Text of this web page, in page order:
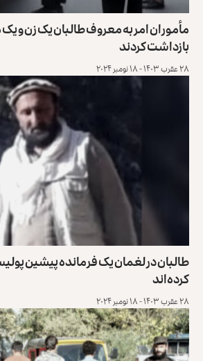
مأموران امر به معروف طالبان یک زن و یک
بازداشت کردند
۲۸ عقرب ۱۴۰۳ - ۱۸ نومبر ۲۰۲۴
طالبان در لغمان یک فرمانده پیشین
کرده‌اند
۲۸ عقرب ۱۴۰۳ - ۱۸ نومبر ۲۰۲۴